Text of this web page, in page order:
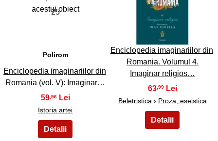
25
Polirom
Enciclopedia imaginariilor din
Romania (vol. V): Imaginar…
59,96
Istoria artei
26
Enciclopedia imaginariilor din
Romania. Volumul 4.
Imaginar religios…
63,99
Beletristica › Proza, eseistica